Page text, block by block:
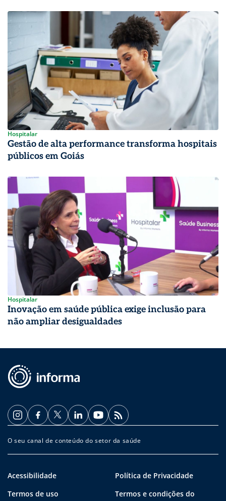
Hospitalar
Gestão de alta performance transforma hospitais
públicos em Goiás
Hospitalar
Inovação em saúde pública exige inclusão para
não ampliar desigualdades
O seu canal de conteúdo do setor da saúde
Acessibilidade
Política de Privacidade
Termos de uso
Termos e condições do